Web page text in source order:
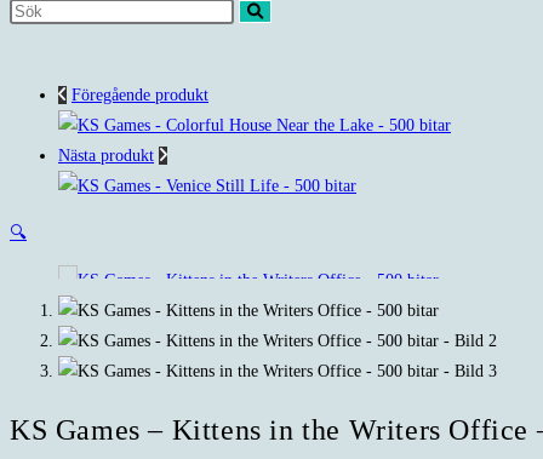
Sök
webbplatsFöregående produkt
Nästa produkt
🔍
KS Games – Kittens in the Writers Office